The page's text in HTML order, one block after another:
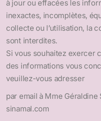
à jour ou effacées les
inexactes, incomplètes,
collecte ou l’utilisation, la
sont interdites.
Si vous souhaitez exercer
des informations vous
veuillez-vous adresser
par email à Mme
sinamal.com